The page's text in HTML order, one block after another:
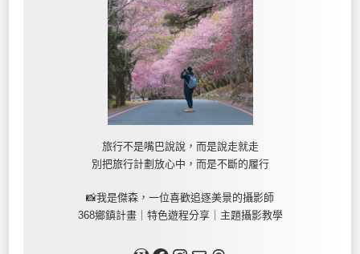
旅行不是嘴巴說說，而是說走就走
別把旅行計劃放心中，而是不斷的履行
📸我是傑森，一位喜歡追逐美景的攝影師
368鄉鎮計畫｜特色遊程分享｜主題攝影教學